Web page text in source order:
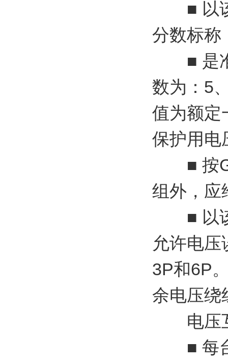
■ 以该
分数标称
■ 是准
数为：5
值为额定
保护用电
■ 按GB
组外，应
■ 以该
允许电
3P和6P
余电压绕
电压互
■ 每台